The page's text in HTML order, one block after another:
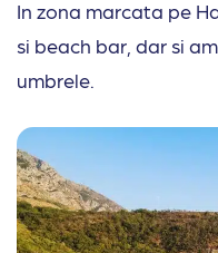
In zona marcata pe
si beach bar, dar si
umbrele.